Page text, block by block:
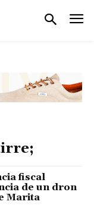
fiscal
de un dron
Marita